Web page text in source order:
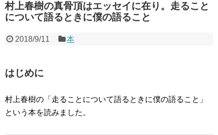
村上春樹の真骨頂はエッセイに在り。走ること
について語るときに僕の語ること
2018/9/11 本
はじめに
村上春樹の「走ることについて語るときに僕の語ること」
という本を読みました。